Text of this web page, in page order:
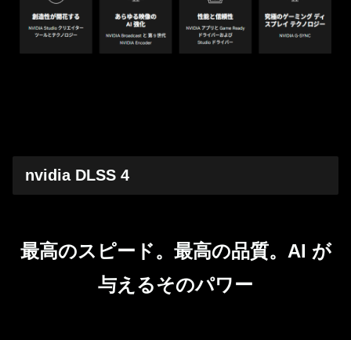
nvidia DLSS 4
最高のスピード。最高の品質。AI が
与えるそのパワー